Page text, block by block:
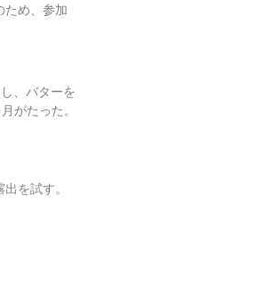
ため、参加
、バターを
がたった。
を試す。